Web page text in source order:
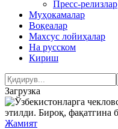
Пресс-релизлар
Муҳокамалар
Воқеалар
Махсус лойиҳалар
На русском
Кириш
Загрузка
Жамият